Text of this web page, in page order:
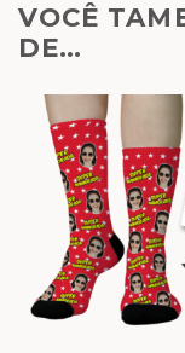
VOCÊ
DE…